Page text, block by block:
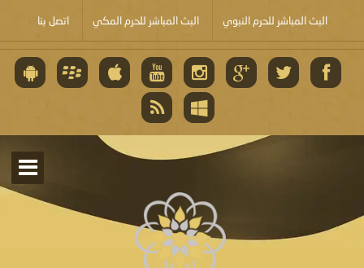
البث المباشر للحرم النبوي البث المباشر للحرم المكي اتصل بنا